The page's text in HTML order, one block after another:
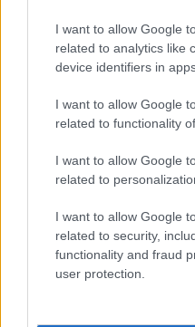
I want to allow Google
related to analytics like
device identifiers in
I want to allow Google
related to functionality
I want to allow Google
related to
I want to allow Google
related to security,
functionality and fraud
user protection.
gyöngyárus
Idén 110 éve született
szeretném közelebbről
néhány jelentős